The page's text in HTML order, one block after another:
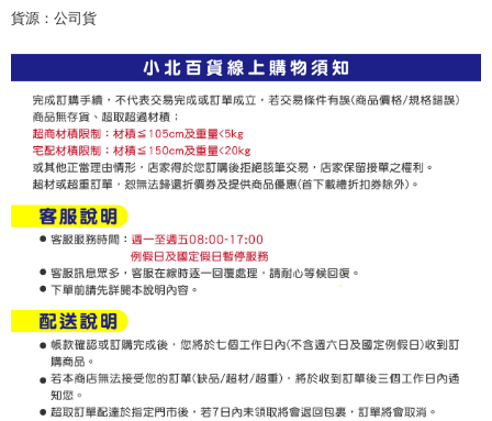
Kedua, Sekatan Pembayaran
NT$10,000. Amaun diperakui sebenar yang diluluskan akan berdasarkan
keputusan pensijilan dan semakan oleh AFTEE.
2. Amaun perbelanjaan minimum mestilah lebih besar daripada NT$20.
3. Pada masa ini hanya tersedia untuk ahli Taiwan.
Ketiga, Syarat Perkhidmatan
Perkhidmatan AFTEE Beli Sekarang Bayar Kemudian disediakan oleh NP
Taiwan, Inc. dan AFTEE akan membuat bil kepada pengguna. AFTEE
akan menggunakan data peribadi yang dikumpul (termasuk nama
pembeli, no. telefon, nama penerima, no. telefon, alamat penerima) untuk
penggunaan perkhidmatan. Sila rujuk kepada "Penyata Pengumpulan
Data Peribadi, Pemprosesan, Penggunaan"
(https://aftee.tw/privacypolicy/
) untuk maklumat lanjut.
Jumlah yang diperakui untuk pengguna kali pertama yang lulus
kelulusan boleh sehingga NT$10,000. Jika pengguna tidak membuat
pembayaran dalam tempoh tersebut, yuran pembayaran lewat sebanyak
20% setahun akan dikenakan. Pengguna bawah umur dikehendaki
mendapatkan kebenaran daripada ibu bapa atau penjaga yang sah
NT$899 atau lebih
貨源：公司貨